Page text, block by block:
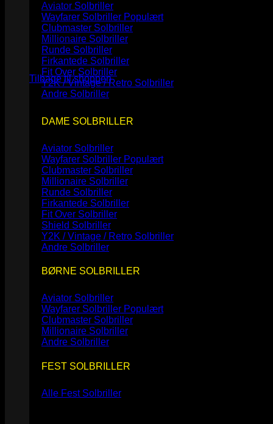
Ingen varer i kurven.
Tilbage til shoppen
Aviator Solbriller
Wayfarer Solbriller
Clubmaster Solbriller
Millionaire Solbriller
Runde Solbriller
Firkantede Solbriller
Fit Over Solbriller
Y2K / Vintage / Retro Solbriller
Andre Solbriller
DAME SOLBRILLER
Aviator Solbriller
Wayfarer Solbriller
Clubmaster Solbriller
Millionaire Solbriller
Runde Solbriller
Firkantede Solbriller
Fit Over Solbriller
Shield Solbriller
Y2K / Vintage / Retro Solbriller
Andre Solbriller
BØRNE SOLBRILLER
Aviator Solbriller
Wayfarer Solbriller
Clubmaster Solbriller
Millionaire Solbriller
Andre Solbriller
FEST SOLBRILLER
Alle Fest Solbriller